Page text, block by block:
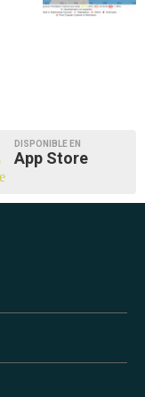
DISPONIBLE EN
App Store